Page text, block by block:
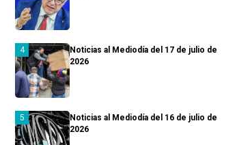
Noticias al Mediodía del 17 de julio de
2026
Noticias al Mediodía del 16 de julio de
2026